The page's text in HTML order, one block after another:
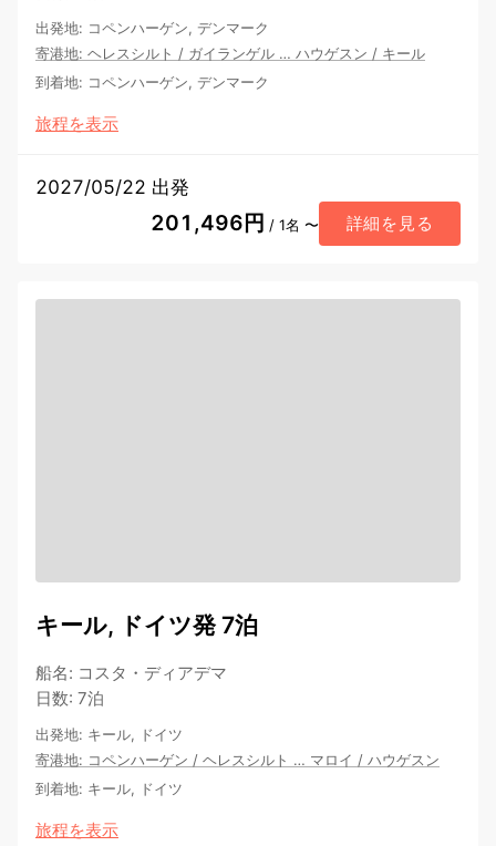
出発地: コペンハーゲン, デンマーク
寄港地: ヘレスシルト / ガイランゲル … ハウゲスン / キール
到着地: コペンハーゲン, デンマーク
旅程を表示
2027/05/22 出発
201,496円 / 1名 〜 詳細を見る
キール, ドイツ発 7泊
船名: コスタ・ディアデマ
日数: 7泊
出発地: キール, ドイツ
寄港地: コペンハーゲン / ヘレスシルト … マロイ / ハウゲスン
到着地: キール, ドイツ
旅程を表示